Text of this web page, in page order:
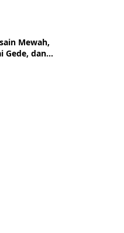
Mewah,
Gede, dan